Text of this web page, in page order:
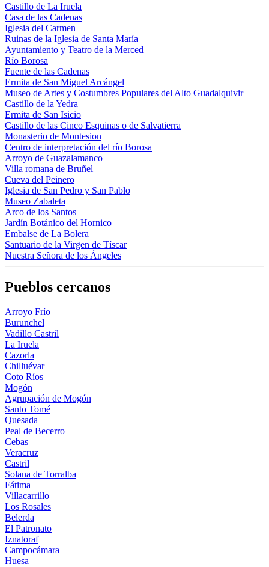
Castillo de La Iruela
Casa de las Cadenas
Iglesia del Carmen
Ruinas de la Iglesia de Santa María
Ayuntamiento y Teatro de la Merced
Río Borosa
Fuente de las Cadenas
Ermita de San Miguel Arcángel
Museo de Artes y Costumbres Populares del Alto Guadalquivir
Castillo de la Yedra
Ermita de San Isicio
Castillo de las Cinco Esquinas o de Salvatierra
Monasterio de Montesion
Centro de interpretación del río Borosa
Arroyo de Guazalamanco
Villa romana de Bruñel
Cueva del Peinero
Iglesia de San Pedro y San Pablo
Museo Zabaleta
Arco de los Santos
Jardín Botánico del Hornico
Embalse de La Bolera
Santuario de la Virgen de Tíscar
Nuestra Señora de los Ángeles
Pueblos cercanos
Arroyo Frío
Burunchel
Vadillo Castril
La Iruela
Cazorla
Chilluévar
Coto Ríos
Mogón
Agrupación de Mogón
Santo Tomé
Quesada
Peal de Becerro
Cebas
Veracruz
Castril
Solana de Torralba
Fátima
Villacarrillo
Los Rosales
Belerda
El Patronato
Iznatoraf
Campocámara
Huesa